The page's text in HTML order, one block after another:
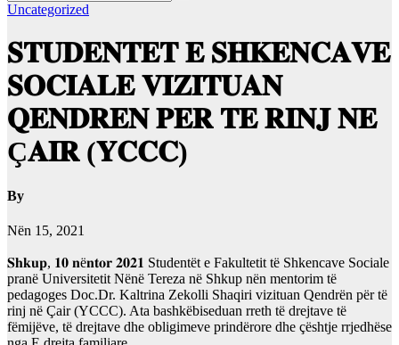
Uncategorized
𝐒𝐓𝐔𝐃𝐄𝐍𝐓𝐄𝐓 𝐄 𝐒𝐇𝐊𝐄𝐍𝐂𝐀𝐕𝐄
𝐒𝐎𝐂𝐈𝐀𝐋𝐄 𝐕𝐈𝐙𝐈𝐓𝐔𝐀𝐍
𝐐𝐄𝐍𝐃𝐑𝐄𝐍 𝐏𝐄𝐑 𝐓𝐄 𝐑𝐈𝐍𝐉 𝐍𝐄
Ç𝐀𝐈𝐑 (𝐘𝐂𝐂𝐂)
By
Nën 15, 2021
𝐒𝐡𝐤𝐮𝐩, 𝟏𝟎 𝐧ë𝐧𝐭𝐨𝐫 𝟐𝟎𝟐𝟏 Studentët e Fakultetit të Shkencave Sociale
pranë Universitetit Nënë Tereza në Shkup nën mentorim të
pedagoges Doc.Dr. Kaltrina Zekolli Shaqiri vizituan Qendrën për të
rinj në Çair (YCCC). Ata bashkëbiseduan rreth të drejtave të
fëmijëve, të drejtave dhe obligimeve prindërore dhe çështje rrjedhëse